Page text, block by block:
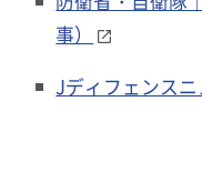
事）
Jディフェンス